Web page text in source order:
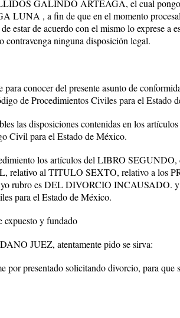
GALINDO ARTEAGA, el cual
LUNA , a fin de que en el momento
estar de acuerdo con el mismo lo exprese a
contravenga ninguna disposición legal.
para conocer del presente asunto de
de Procedimientos Civiles para el Estado
las disposiciones contenidas en los
Civil para el Estado de México.
los artículos del LIBRO
relativo al TITULO SEXTO, relativo a los
rubro es DEL DIVORCIO INCAUSADO. y
para el Estado de México.
expuesto y fundado
JUEZ, atentamente pido se sirva:
por presentado solicitando divorcio, para